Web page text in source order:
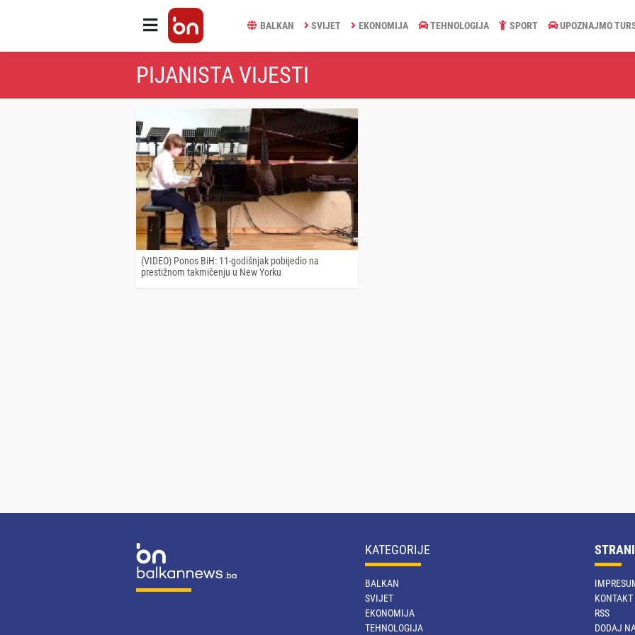
BALKAN SVIJET EKONOMIJA TEHNOLOGIJA SPORT UPOZNAJMO
PIJANISTA VIJESTI
(VIDEO) Ponos BiH: 11-godišnjak pobijedio na
prestižnom takmičenju u New Yorku
KATEGORIJE
BALKAN
SVIJET
EKONOMIJA
TEHNOLOGIJA
KONTAKT
RSS
DODAJ